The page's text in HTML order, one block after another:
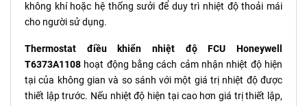
không khí hoặc hệ thống sưởi để duy trì nhiệt độ thoải mái
cho người sử dụng.
Thermostat điều khiển nhiệt độ FCU Honeywell
T6373A1108 hoạt động bằng cách cảm nhận nhiệt độ hiện
tại của không gian và so sánh với một giá trị nhiệt độ được
thiết lập trước. Nếu nhiệt độ hiện tại cao hơn giá trị thiết lập,